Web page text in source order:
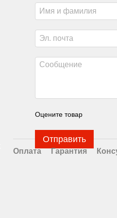
Оцените товар
Отправить
Оплата Гарантия